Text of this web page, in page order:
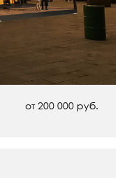
от 200 000 руб.